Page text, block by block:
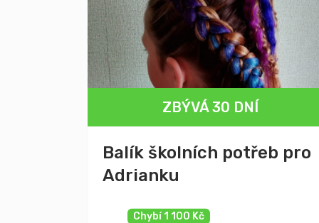
ZBÝVÁ 30 DNÍ
Balík školních potřeb pro
Adrianku
Chybí 1 100 Kč